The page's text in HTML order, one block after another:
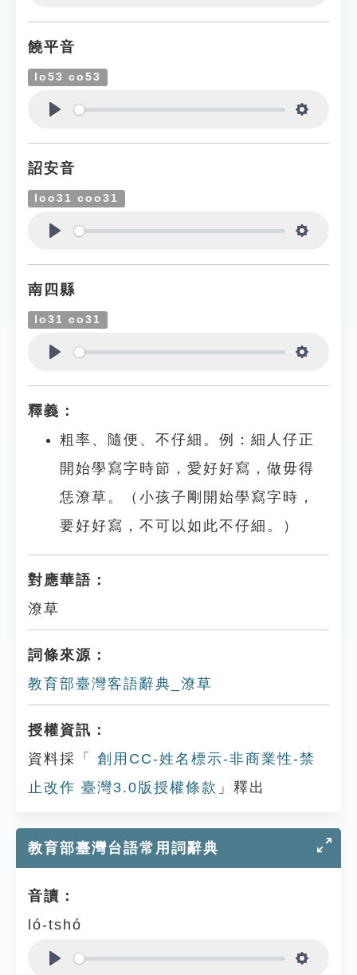
饒平音
lo53 co53
詔安音
loo31 coo31
南四縣
lo31 co31
釋義：
粗率、隨便、不仔細。例：細人仔正
開始學寫字時節，愛好好寫，做毋得
恁潦草。（小孩子剛開始學寫字時，
要好好寫，不可以如此不仔細。）
對應華語：
潦草
詞條來源：
教育部臺灣客語辭典_潦草
授權資訊：
資料採「
創用CC-姓名標示-非商業性-禁
止改作 臺灣3.0版授權條款 」釋出
教育部臺灣台語常用詞辭典
音讀：
ló-tshó